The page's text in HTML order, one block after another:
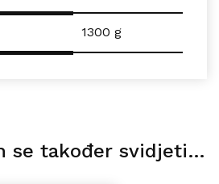
1300 g
se također svidjeti…